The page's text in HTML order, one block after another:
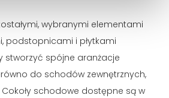
wybranymi elementami
podstopnicami i płytkami
stworzyć spójne aranżacje
do schodów zewnętrznych,
schodowe dostępne są w